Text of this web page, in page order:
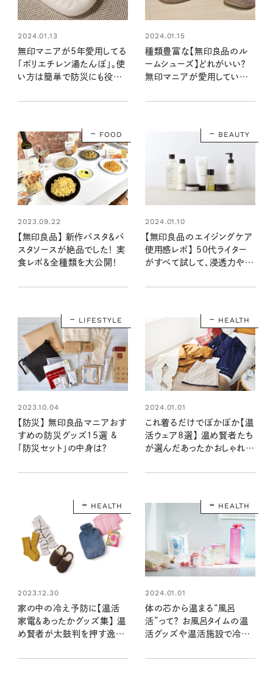
2024.01.13
無印マニアが5年愛用してる
「ポリエチレン湯たんぽ」。使
い方は簡単で防災にも役立
2024.01.15
種類豊富な【無印良品のル
ームシューズ】どれがいい？
無印マニアが愛用している
FOOD
2023.09.22
【無印良品】 新作パスタ＆パ
スタソースが絶品でした！ 実
食レポ＆全種類を大公開！
BEAUTY
2024.01.10
【無印良品のエイジングケア
使用感レポ】 50代ライター
がすべて試して、浸透力や年
しました！
LIFESTYLE
2023.10.04
【防災】 無印良品マニアおす
すめの防災グッズ15選 &
「防災セット」の中身は？
HEALTH
2024.01.01
これ着るだけでぽかぽか【温
活ウェア8選】 温め賢者たち
が選んだあったかおしゃれア
HEALTH
2023.12.30
家の中の冷え予防に【温活
家電＆あったかグッズ集】 温
め賢者が太鼓判を押す逸品
HEALTH
2024.01.01
体の芯から温まる“風呂
活”って？ お風呂タイムの温
活グッズや温活施設で冷え